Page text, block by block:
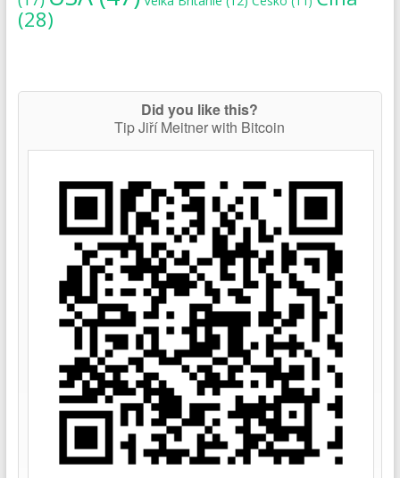
(28)
Did you like this?
Tip Jiří Meitner with Bitcoin